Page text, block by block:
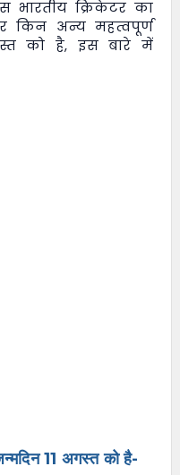
भारतीय क्रिकेटर का
किन अन्य महत्वपूर्ण
को है, इस बारे में
11 अगस्त को है-